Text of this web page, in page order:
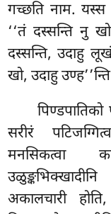
गच्छति नाम. यस्स
‘‘तं दस्सन्ति नु
दस्सन्ति, उदाहु
खो, उदाहु
सरीरं
मनसिकत्वा
अकालचारी